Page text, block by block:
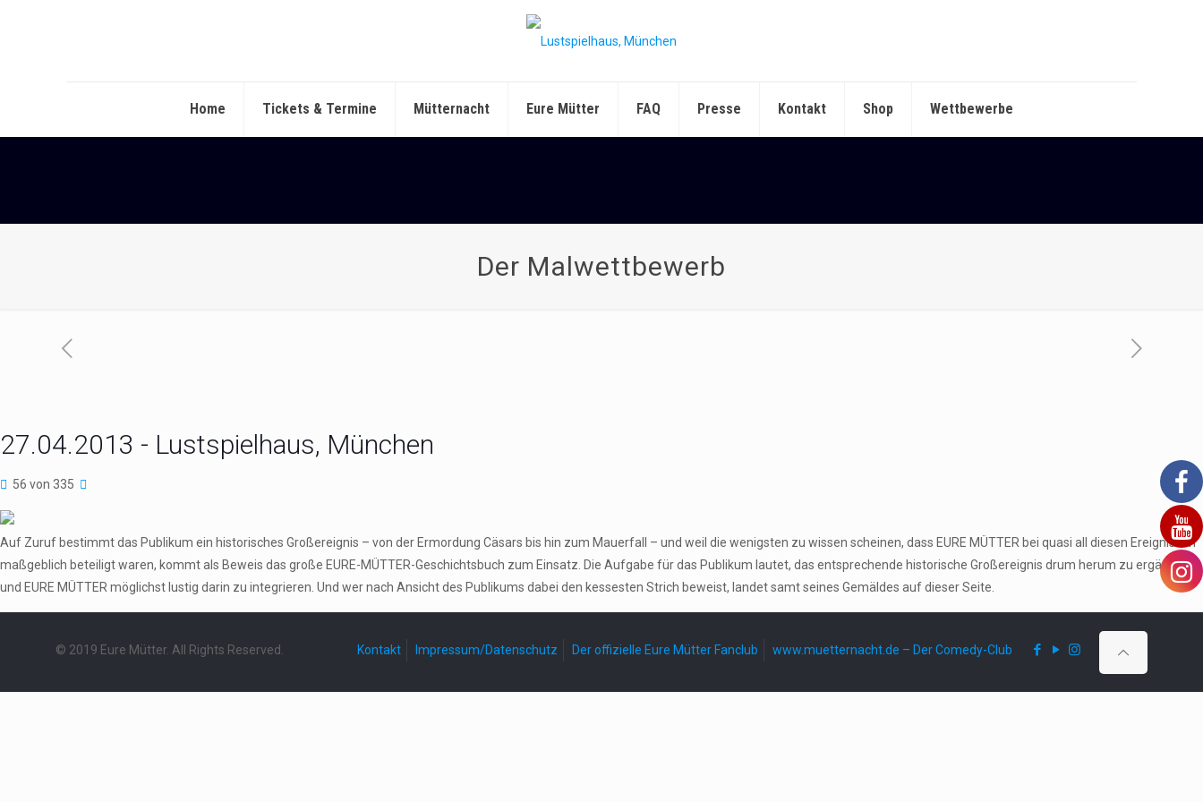
Home Tickets & Termine Mütternacht Eure Mütter FAQ Presse Kontakt Shop Wettbewerbe
Der Malwettbewerb
27.04.2013 - Lustspielhaus, München
56 von 335
Auf Zuruf bestimmt das Publikum ein historisches Großereignis – von der Ermordung Cäsars bis hin zum Mauerfall – und weil die wenigsten zu wissen scheinen, dass EURE MÜTTER bei quasi all diesen Ereignissen
maßgeblich beteiligt waren, kommt als Beweis das große EURE-MÜTTER-Geschichtsbuch zum Einsatz. Die Aufgabe für das Publikum lautet, das entsprechende historische Großereignis drum herum zu ergänzen
und EURE MÜTTER möglichst lustig darin zu integrieren. Und wer nach Ansicht des Publikums dabei den kessesten Strich beweist, landet samt seines Gemäldes auf dieser Seite.
© 2019 Eure Mütter. All Rights Reserved. Kontakt Impressum/Datenschutz Der offizielle Eure Mütter Fanclub www.muetternacht.de – Der Comedy-Club